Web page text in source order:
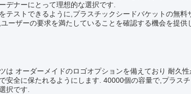
デナーにとって理想的な選択です.
テストできるように,プラスチックシードバケットの無
ーザーの要求を満たしていることを確認する機会を提供
は オーダーメイドのロゴオプションを備えており 耐久
安全に保たれるようにします. 40000個の容量で,プラス
択です.